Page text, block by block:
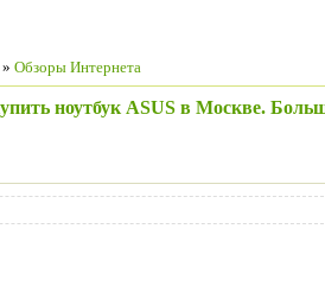
» Обзоры Интернета
ноутбук ASUS в Москве.